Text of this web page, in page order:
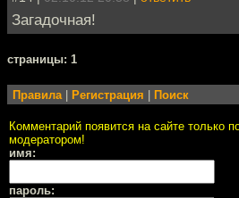
Загадочная!
cтраницы: 1
Правила | Регистрация | Поиск
Комментарий появится на сайте только
модератором!
имя:
пароль: